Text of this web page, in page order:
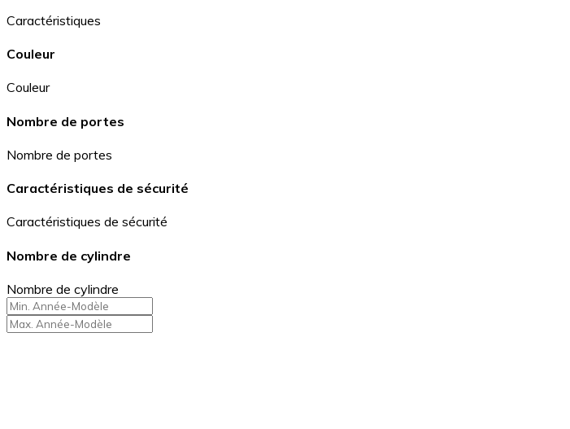
Caractéristiques
Couleur
Couleur
Nombre de portes
Nombre de portes
Caractéristiques de sécurité
Caractéristiques de sécurité
Nombre de cylindre
Nombre de cylindre